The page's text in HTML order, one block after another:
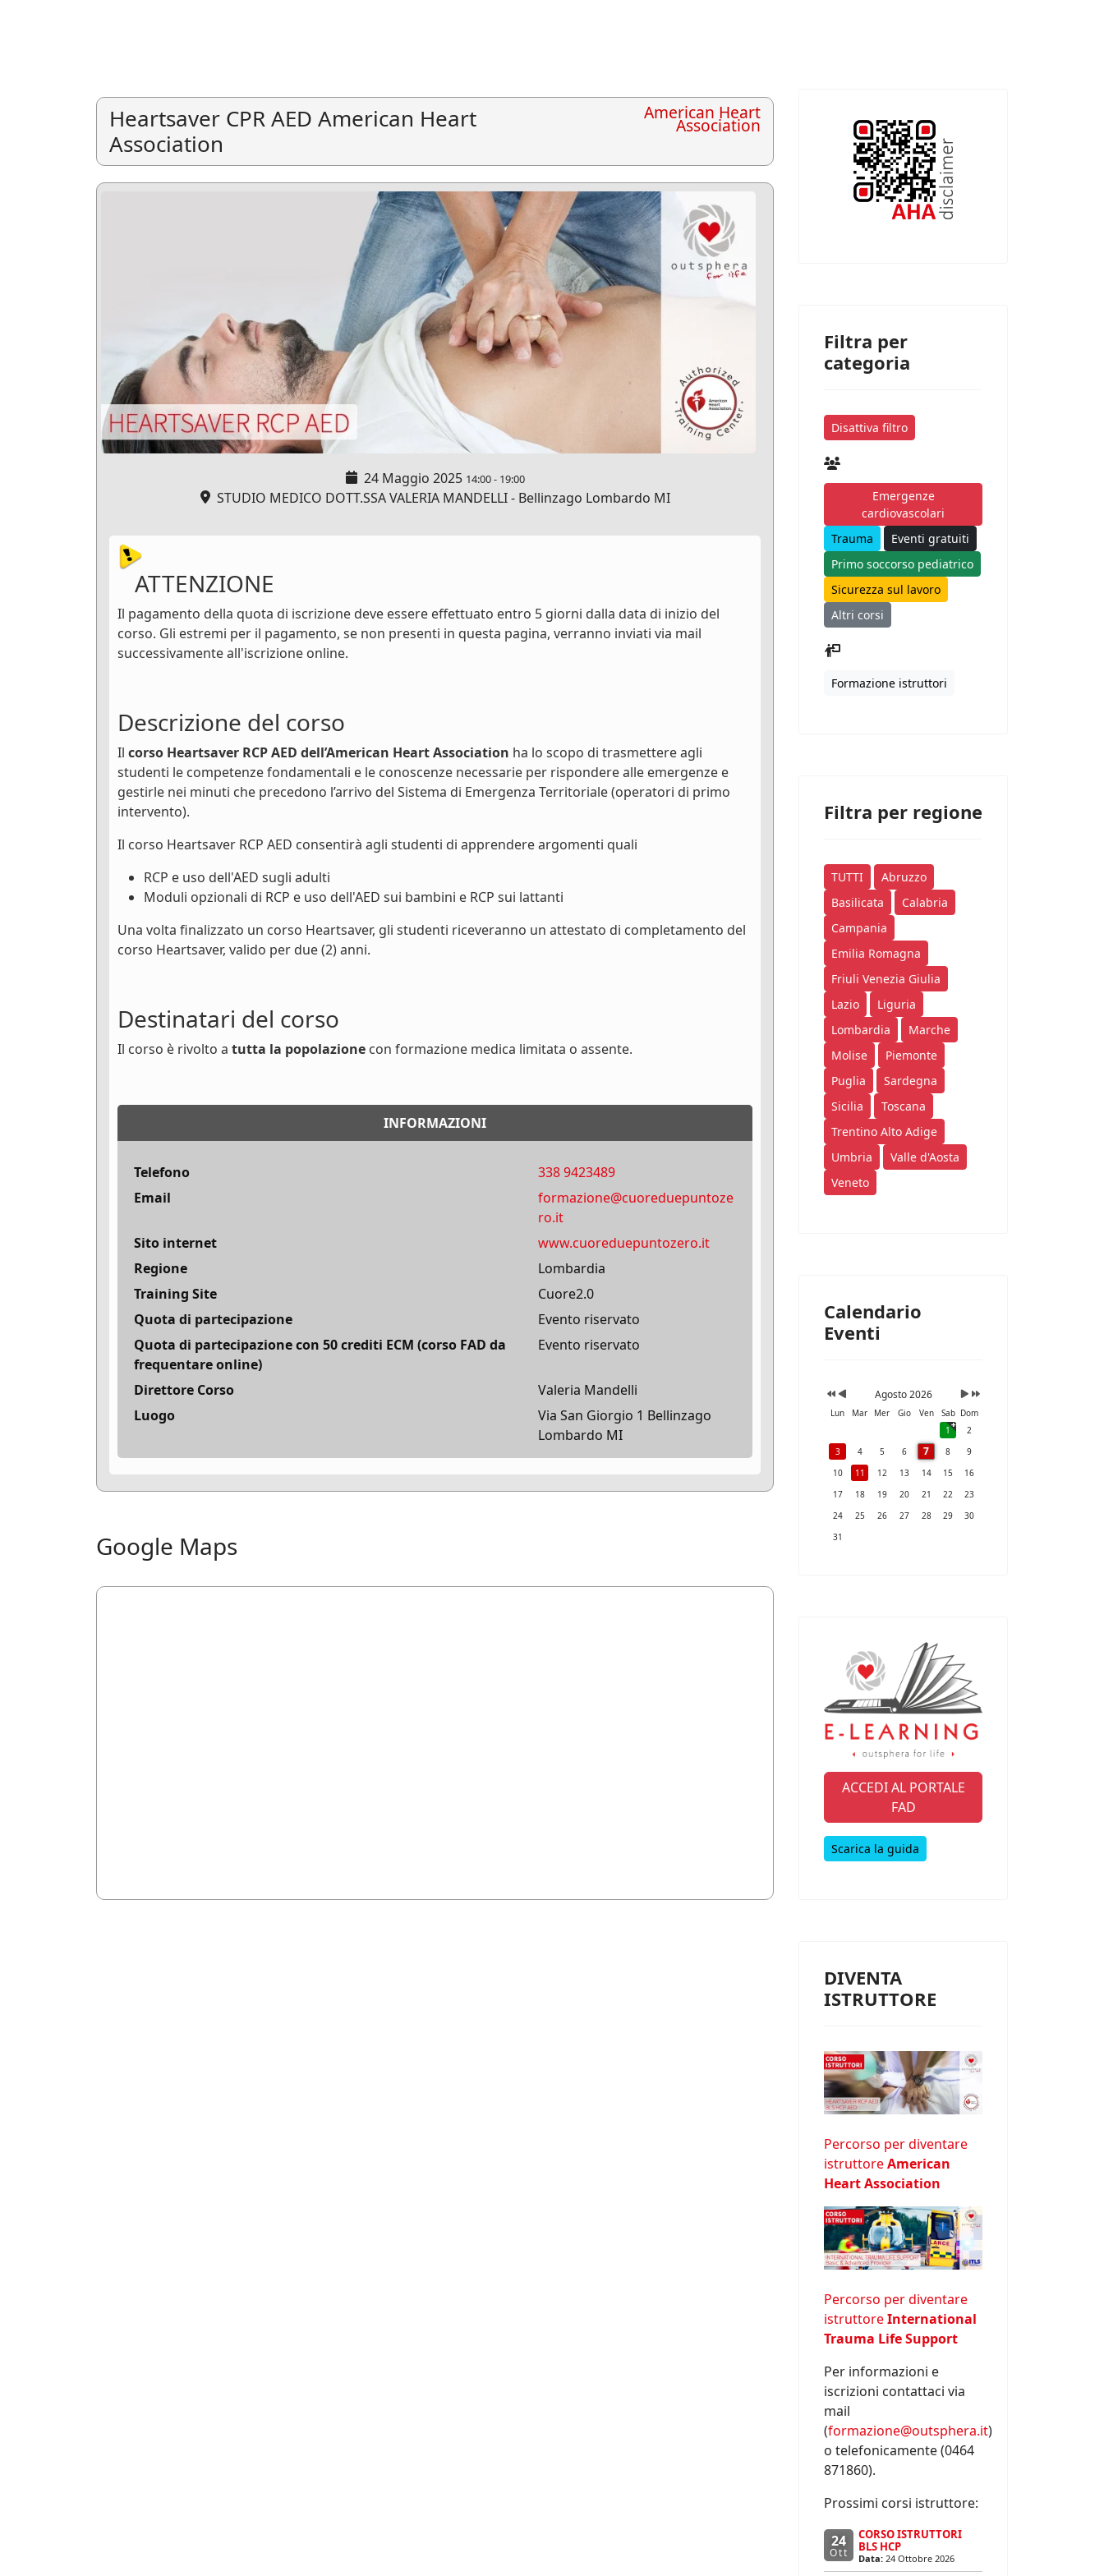
Heartsaver CPR AED American Heart
Association
American Heart
Association
24 Maggio 2025 14:00- 19:00
STUDIO MEDICO DOTT.SSA VALERIA MANDELLI - Bellinzago Lombardo MI
ATTENZIONE
Il pagamento della quota di iscrizione deve essere effettuato entro 5 giorni dalla data di inizio del
corso. Gli estremi per il pagamento, se non presenti in questa pagina, verranno inviati via mail
successivamente all'iscrizione online.
Descrizione del corso
Il corso Heartsaver RCP AED dell’American Heart Association ha lo scopo di trasmettere agli
studenti le competenze fondamentali e le conoscenze necessarie per rispondere alle emergenze e
gestirle nei minuti che precedono l’arrivo del Sistema di Emergenza Territoriale (operatori di primo
intervento).
Il corso Heartsaver RCP AED consentirà agli studenti di apprendere argomenti quali
RCP e uso dell'AED sugli adulti
Moduli opzionali di RCP e uso dell'AED sui bambini e RCP sui lattanti
Una volta finalizzato un corso Heartsaver, gli studenti riceveranno un attestato di completamento del
corso Heartsaver, valido per due (2) anni.
Destinatari del corso
Il corso è rivolto a tutta la popolazione con formazione medica limitata o assente.
INFORMAZIONI
Telefono
338 9423489
Email
formazione@cuoreduepuntoze
ro.it
Sito internet
www.cuoreduepuntozero.it
Regione
Lombardia
Training Site
Cuore2.0
Quota di partecipazione
Evento riservato
Quota di partecipazione con 50 crediti ECM (corso FAD da
frequentare online)
Evento riservato
Direttore Corso
Valeria Mandelli
Luogo
Via San Giorgio 1 Bellinzago
Lombardo MI
Google Maps
Filtra per
categoria
Disattiva filtro
Emergenze
cardiovascolari
Trauma
Eventi gratuiti
Primo soccorso pediatrico
Sicurezza sul lavoro
Altri corsi
Formazione istruttori
Filtra per regione
TUTTI
Abruzzo
Basilicata
Calabria
Campania
Emilia Romagna
Friuli Venezia Giulia
Lazio
Liguria
Lombardia
Marche
Molise
Piemonte
Puglia
Sardegna
Sicilia
Toscana
Trentino Alto Adige
Umbria
Valle d'Aosta
Veneto
Calendario
Eventi
Agosto 2026
Lun Mar Mer Gio Ven Sab Dom
1
2
3
4 5 6 7 8
9
10
11 12 13 14 15
16
17
18 19 20 21 22
23
24
25 26 27 28 29
30
31
ACCEDI AL PORTALE
FAD
Scarica la guida
DIVENTA
ISTRUTTORE
Percorso per diventare
istruttoreAmerican
Heart Association
Percorso per diventare
istruttoreInternational
Trauma Life Support
Per informazioni e
iscrizioni contattaci via
mail
(formazione@outsphera.it)
o telefonicamente (0464
871860).
Prossimi corsi istruttore:
24
Ott
CORSO ISTRUTTORI
BLS HCP
Data: 24 Ottobre 2026